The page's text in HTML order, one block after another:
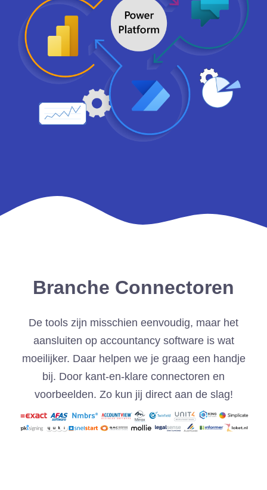
Branche Connectoren
De tools zijn misschien eenvoudig, maar het
aansluiten op accountancy software is wat
moeilijker. Daar helpen we je graag een handje
bij. Door kant-en-klare connectoren en
voorbeelden. Zo kun jij direct aan de slag!